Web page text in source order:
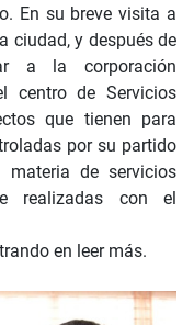
En su breve visita a
ciudad, y después de
a la corporación
centro de Servicios
que tienen para
por su partido
de servicios
realizadas con el
en leer más.